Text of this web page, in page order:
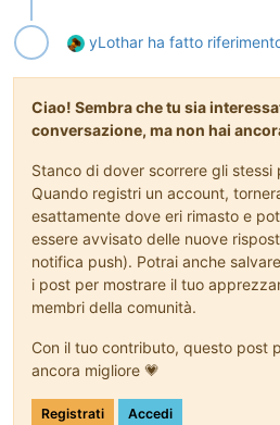
yLothar ha fatto
Ciao! Sembra che tu sia
conversazione, ma non hai
Stanco di dover scorrere gli stessi
Quando registri un account,
esattamente dove eri rimasto e
essere avvisato delle nuove
notifica push). Potrai anche
i post per mostrare il tuo
membri della comunità.
Con il tuo contributo, questo post
ancora migliore 💗
Registrati Accedi